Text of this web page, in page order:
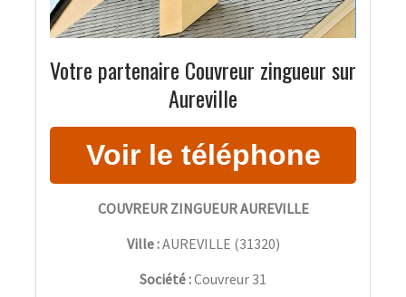
Votre partenaire Couvreur zingueur sur
Aureville
COUVREUR ZINGUEUR AUREVILLE
Ville :AUREVILLE (31320)
Société :Couvreur 31